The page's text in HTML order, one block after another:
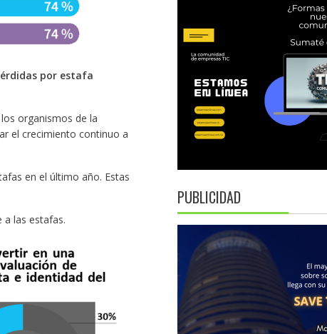
por estafa
organismos de la
el crecimiento continuo a
en el último año. Estas
a las estafas.
PUBLICIDAD